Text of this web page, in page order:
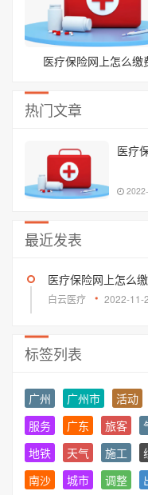
医疗保险网上怎么缴
热门文章
医疗
最近发表
医疗保险网上怎么
白云医疗 2022-11-
标签列表
广州 广州市 活动
服务
广东 旅客
地铁
天气 施工
南沙
城市 调整